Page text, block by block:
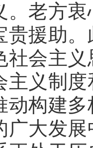
。老方
贵援助
社会主
主义制
动构建
广大发